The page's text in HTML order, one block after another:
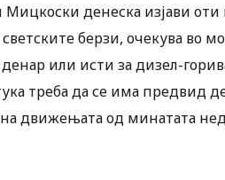
денеска изјави
берзи, очекува во
или исти за дизел-
треба да се има предвид
движењата од минатата